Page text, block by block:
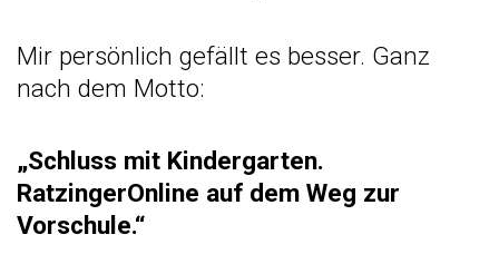
Mir persönlich gefällt es besser. Ganz
nach dem Motto:
„Schluss mit Kindergarten.
RatzingerOnline auf dem Weg zur
Vorschule.“